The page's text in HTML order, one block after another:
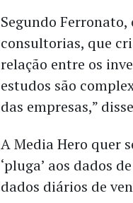
Segundo
consultorias, que
relação entre os
estudos são
das empresas,”
A Media Hero quer
‘pluga’ aos dados
dados diários de